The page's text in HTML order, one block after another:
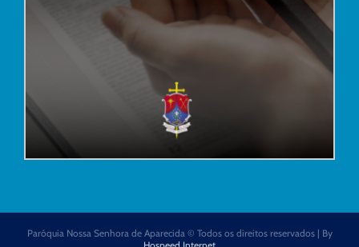
Paróquia Nossa Senhora de Aparecida © Todos os direitos reservados | By